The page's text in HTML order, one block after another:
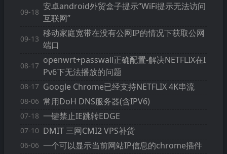
09-18
安卓android外贸盒子提示“WiFi提示无法访问
互联网”
09-13
移动家庭宽带在没有公网IP的情况下获取公网
端口
08-17
openwrt+passwall正确配置-解决NETFLIX在I
Pv6下无法播放的问题
08-17 Google Chrome已经支持NETFLIX 4K串流
08-06 常用DoH DNS服务器(含IPV6)
07-18 一键禁止IE跳转EDGE
07-10 DMIT 三网CMI2 VPS补货
06-06 一个可以显示当前网站IP信息的chrome插件